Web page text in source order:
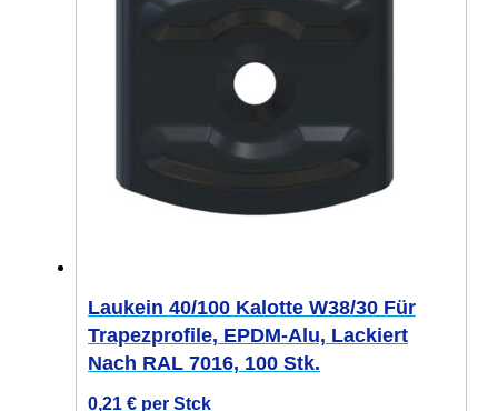
Laukein 40/100 Kalotte W38/30 Für
Trapezprofile, EPDM-Alu, Lackiert
Nach RAL 7016, 100 Stk.
0,21 € per Stck